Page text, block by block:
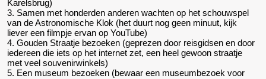
Karelsbrug)
3. Samen met honderden anderen wachten op het schouwspel
van de Astronomische Klok (het duurt nog geen minuut, kijk
liever een filmpje ervan op YouTube)
4. Gouden Straatje bezoeken (geprezen door reisgidsen en door
iedereen die iets op het internet zet, een heel gewoon straatje
met veel souvenirwinkels)
5. Een museum bezoeken (bewaar een museumbezoek voor